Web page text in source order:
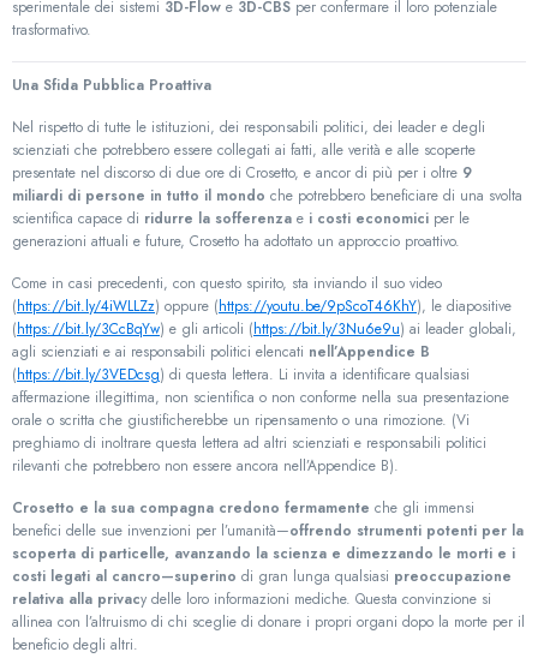
sperimentale dei sistemi 3D-Flow e 3D-CBS per confermare il loro potenziale
trasformativo.
Una Sfida Pubblica Proattiva
Nel rispetto di tutte le istituzioni, dei responsabili politici, dei leader e degli
scienziati che potrebbero essere collegati ai fatti, alle verità e alle scoperte
presentate nel discorso di due ore di Crosetto, e ancor di più per i oltre 9
miliardi di persone in tutto il mondo che potrebbero beneficiare di una svolta
scientifica capace di ridurre la sofferenza e i costi economici per le
generazioni attuali e future, Crosetto ha adottato un approccio proattivo.
Come in casi precedenti, con questo spirito, sta inviando il suo video
(https://bit.ly/4iWLLZz) oppure (https://youtu.be/9pScoT46KhY), le diapositive
(https://bit.ly/3CcBqYw) e gli articoli (https://bit.ly/3Nu6e9u) ai leader globali,
agli scienziati e ai responsabili politici elencati nell’Appendice B
(https://bit.ly/3VEDcsg) di questa lettera. Li invita a identificare qualsiasi
affermazione illegittima, non scientifica o non conforme nella sua presentazione
orale o scritta che giustificherebbe un ripensamento o una rimozione. (Vi
preghiamo di inoltrare questa lettera ad altri scienziati e responsabili politici
rilevanti che potrebbero non essere ancora nell’Appendice B).
Crosetto e la sua compagna credono fermamente che gli immensi
benefici delle sue invenzioni per l’umanità—offrendo strumenti potenti per la
scoperta di particelle, avanzando la scienza e dimezzando le morti e i
costi legati al cancro—superino di gran lunga qualsiasi preoccupazione
relativa alla privacy delle loro informazioni mediche. Questa convinzione si
allinea con l’altruismo di chi sceglie di donare i propri organi dopo la morte per il
beneficio degli altri.